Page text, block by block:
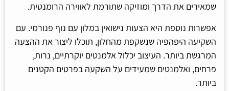
שמאירים את הדרך ומוזיקה שתורמת לאווירה הרומנטית.
אפשרות נוספת היא הצעות נישואין במלון עם נוף פנורמי. עם
השקיעה היפהפיה שנשקפת מהחלון, תוכלו ליצור את ההצעה
המרגשת ביותר. העיצוב יכלול אלמנטים יוקרתיים, נרות,
פרחים, ואלמנטים שמעידים על השקעה בפרטים הקטנים
ביותר.